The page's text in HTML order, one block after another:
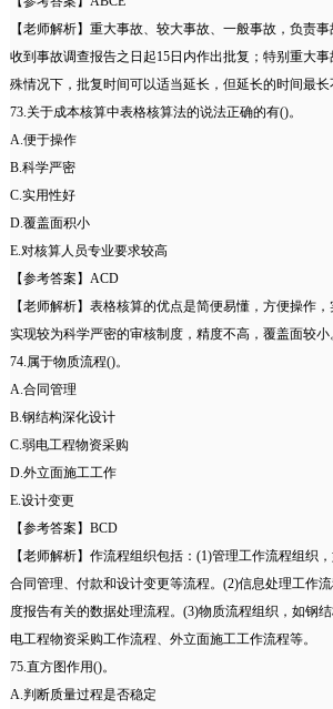
【老师解析】重大事故、较大事故、一般事故，负责
收到事故调查报告之日起15日内作出批复；特别重大
殊情况下，批复时间可以适当延长，但延长的时间最长
73.关于成本核算中表格核算法的说法正确的有()。
A.便于操作
B.科学严密
C.实用性好
D.覆盖面积小
E.对核算人员专业要求较高
【参考答案】ACD
【老师解析】表格核算的优点是简便易懂，方便操作
实现较为科学严密的审核制度，精度不高，覆盖面较小
74.属于物质流程()。
A.合同管理
B.钢结构深化设计
C.弱电工程物资采购
D.外立面施工工作
E.设计变更
【参考答案】BCD
【老师解析】作流程组织包括：(1)管理工作流程组织
合同管理、付款和设计变更等流程。(2)信息处理工作
度报告有关的数据处理流程。(3)物质流程组织，如钢
电工程物资采购工作流程、外立面施工工作流程等。
75.直方图作用()。
A.判断质量过程是否稳定